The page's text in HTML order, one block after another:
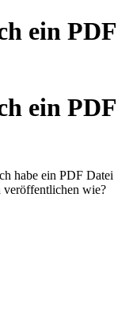
ein PDF
ein PDF
habe ein PDF Datei
veröffentlichen wie?